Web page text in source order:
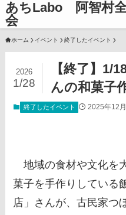
あちLabo 阿智村
会
ホーム イベント 終了したイベント
【終了】1/
んの和菓子
2026
1/28
終了したイベント 2025年12
地域の食材や文化を
菓子を手作りしている
店」さんが、古民家つ